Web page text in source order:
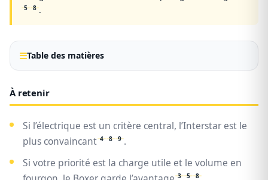
5
8 .
Table des matières
À retenir
Si l’électrique est un critère central, l’Interstar est le
plus convaincant 4 8 9 .
Si votre priorité est la charge utile et le volume en
3 5 8